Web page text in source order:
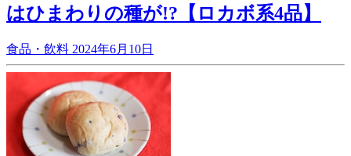
はひまわりの種が!?【ロカボ系4品】
食品・飲料 2024年6月10日